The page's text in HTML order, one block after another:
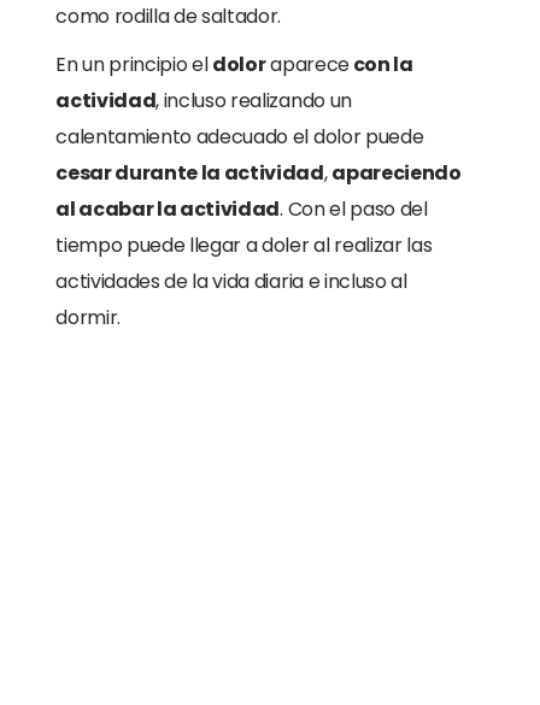
como rodilla de saltador.
En un principio eldoloraparececon la
actividad, incluso realizando un
calentamiento adecuado el dolor puede
cesar durante la actividad,apareciendo
al acabar la actividad. Con el paso del
tiempo puede llegar a doler al realizar las
actividades de la vida diaria e incluso al
dormir.